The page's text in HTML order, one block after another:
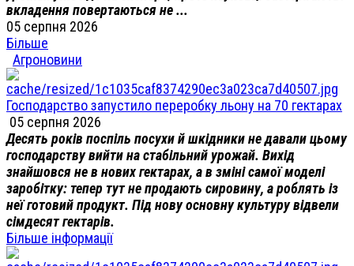
вкладення повертаються не ...
05 серпня 2026
Більше
Агроновини
Господарство запустило переробку льону на 70 гектарах
05 серпня 2026
Десять років поспіль посухи й шкідники не давали цьому
господарству вийти на стабільний урожай. Вихід
знайшовся не в нових гектарах, а в зміні самої моделі
заробітку: тепер тут не продають сировину, а роблять із
неї готовий продукт. Під нову основну культуру відвели
сімдесят гектарів.
Більше інформації